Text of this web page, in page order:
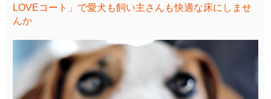
LOVEコート」で愛犬も飼い主さんも快適な床にしませ
んか